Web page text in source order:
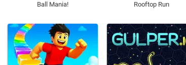
Ball Mania! Rooftop Run